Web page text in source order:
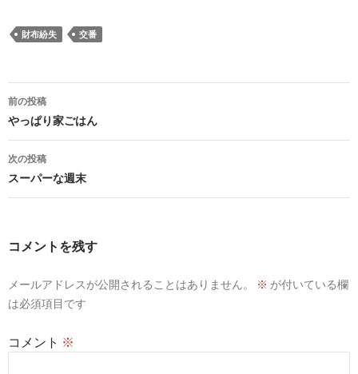
財布紛失 交番
投
稿
ナ
ビ
ゲ
ョ
前の投稿
やっぱり家ごはん
次の投稿
スーパーな週末
コメントを残す
メールアドレスが公開されることはありません。 ※ が付いている欄
は必須項目です
コメント ※